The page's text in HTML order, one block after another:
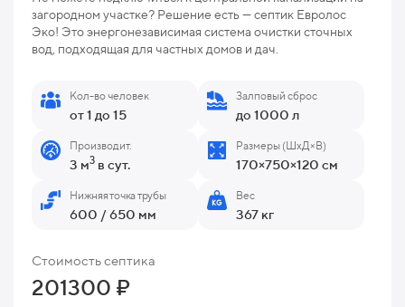
загородном участке? Решение есть — септик Евролос
Эко! Это энергонезависимая система очистки сточных
вод, подходящая для частных домов и дач.
Кол-во человек
от 1 до 15
Залповый сброс
до 1000 л
Производит.
3 м3 в сут.
Размеры (ШхД×В)
170×750×120 см
Нижняя точка трубы
600 / 650 мм
Вес
367 кг
Стоимость септика
201300 ₽